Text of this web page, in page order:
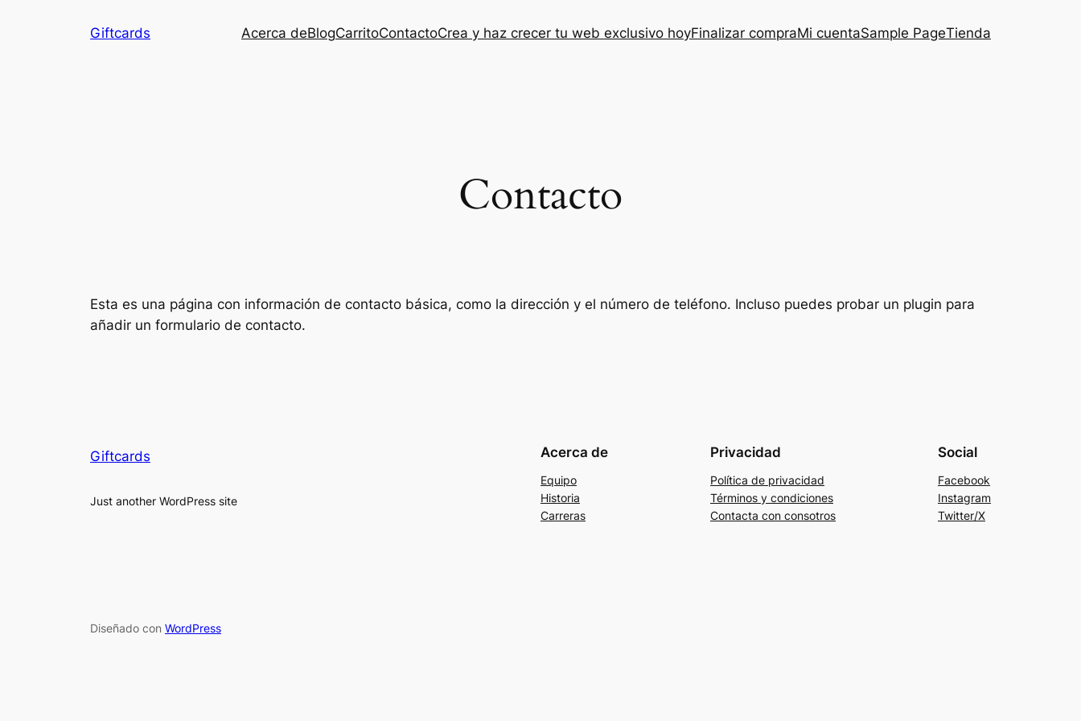
Giftcards Acerca deBlogCarritoContactoCrea y haz crecer tu web exclusivo hoyFinalizar compraMi cuentaSample PageTienda
Contacto
Esta es una página con información de contacto básica, como la dirección y el número de teléfono. Incluso puedes probar un plugin para
añadir un formulario de contacto.
Giftcards
Just another WordPress site
Acerca de
Equipo
Historia
Carreras
Privacidad
Política de privacidad
Términos y condiciones
Contacta con consotros
Social
Facebook
Instagram
Twitter/X
Diseñado con WordPress